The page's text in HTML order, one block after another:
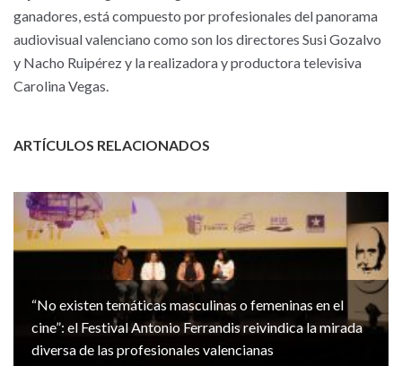
ganadores, está compuesto por profesionales del panorama
audiovisual valenciano como son los directores Susi Gozalvo
y Nacho Ruipérez y la realizadora y productora televisiva
Carolina Vegas.
ARTÍCULOS RELACIONADOS
“No existen temáticas masculinas o femeninas en el
cine”: el Festival Antonio Ferrandis reivindica la mirada
diversa de las profesionales valencianas